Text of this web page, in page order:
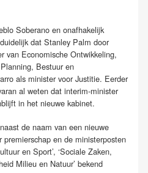
Soberano en onafhakelijk
dat Stanley Palm door
van Economische Ontwikkeling,
Bestuur en
als minister voor Justitie. Eerder
al weten dat interim-minister
in het nieuwe kabinet.
de naam van een nieuwe
en de ministerposten
en Sport’, ‘Sociale Zaken,
Milieu en Natuur’ bekend